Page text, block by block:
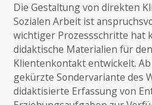
Die Gestaltung von direkten
Sozialen Arbeit ist
wichtiger Prozessschritte hat
didaktische Materialien für
Klientenkontakt entwickelt.
gekürzte Sondervariante des
didaktisierte Erfassung von